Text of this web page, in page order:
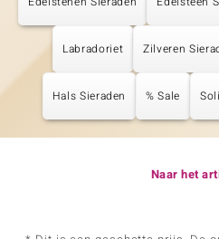
Labradoriet Zilveren
Hals Sieraden % Sale
Naar het